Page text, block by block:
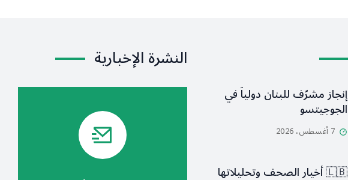
إنجاز مشرّف للبنان دولياً في
الجوجيتسو
7 أغسطس، 2026
🇱🇧 أخيار الصحف وتحليلاتها
النشرة الإخبارية